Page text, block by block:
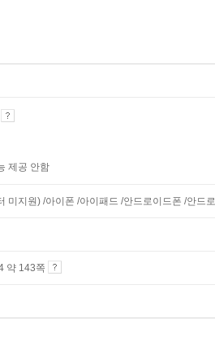
제공 안함
미지원) /아이폰 /아이패드 /안드로이드폰 /안드
약 143쪽